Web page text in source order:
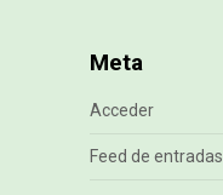
Meta
Acceder
Feed de entradas